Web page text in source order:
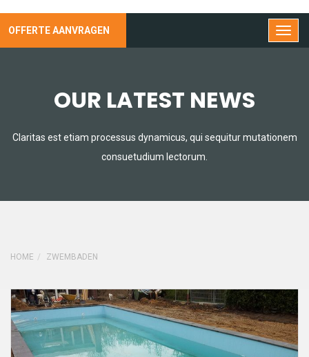
OFFERTE AANVRAGEN
OUR LATEST NEWS
Claritas est etiam processus dynamicus, qui sequiturmutationem
consuetudium lectorum.
HOME ZWEMBADEN